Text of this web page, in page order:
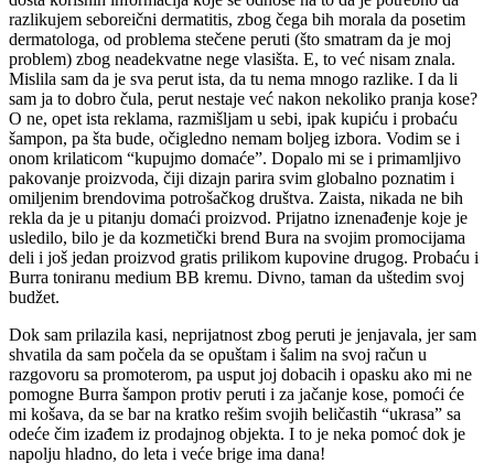
razlikujem seboreični dermatitis, zbog čega bih morala da posetim
dermatologa, od problema stečene peruti (što smatram da je moj
problem) zbog neadekvatne nege vlasišta. E, to već nisam znala.
Mislila sam da je sva perut ista, da tu nema mnogo razlike. I da li
sam ja to dobro čula, perut nestaje već nakon nekoliko pranja kose?
O ne, opet ista reklama, razmišljam u sebi, ipak kupiću i probaću
šampon, pa šta bude, očigledno nemam boljeg izbora. Vodim se i
onom krilaticom “kupujmo domaće”. Dopalo mi se i primamljivo
pakovanje proizvoda, čiji dizajn parira svim globalno poznatim i
omiljenim brendovima potrošačkog društva. Zaista, nikada ne bih
rekla da je u pitanju domaći proizvod. Prijatno iznenađenje koje je
usledilo, bilo je da kozmetički brend Bura na svojim promocijama
deli i još jedan proizvod gratis prilikom kupovine drugog. Probaću i
Burra toniranu medium BB kremu. Divno, taman da uštedim svoj
budžet.
Dok sam prilazila kasi, neprijatnost zbog peruti je jenjavala, jer sam
shvatila da sam počela da se opuštam i šalim na svoj račun u
razgovoru sa promoterom, pa usput joj dobacih i opasku ako mi ne
pomogne Burra šampon protiv peruti i za jačanje kose, pomoći će
mi košava, da se bar na kratko rešim svojih beličastih “ukrasa” sa
odeće čim izađem iz prodajnog objekta. I to je neka pomoć dok je
napolju hladno, do leta i veće brige ima dana!